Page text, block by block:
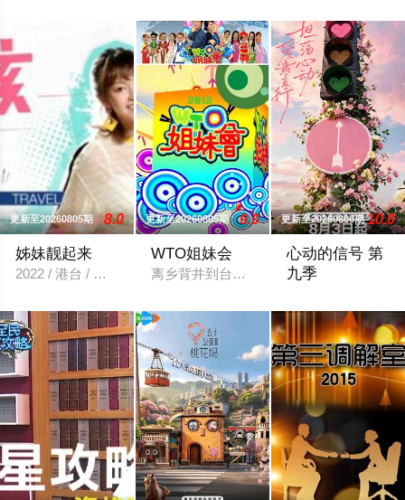
更新至20260805期 8.0
姊妹靓起来
2022 / 港台 / 梁赫群,于子育
更新至20260805期 9.0
WTO姐妹会
离乡背井到台湾生活、读书，每个台湾新
更新至20260806期 10.0
心动的信号 第
九季